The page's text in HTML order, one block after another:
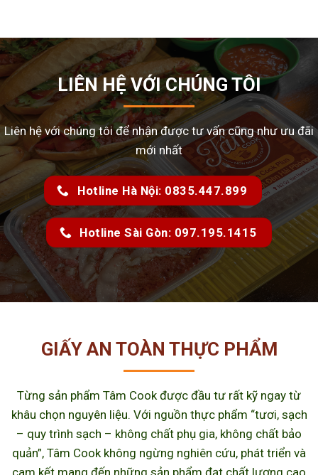
LIÊN HỆ VỚI CHÚNG TÔI
Liên hệ với chúng tôi để nhận được tư vấn cũng như ưu đãi
mới nhất
Hotline Hà Nội: 0835.447.899
Hotline Sài Gòn: 097.195.1415
GIẤY AN TOÀN THỰC PHẨM
Từng sản phẩm Tâm Cook được đầu tư rất kỹ ngay từ
khâu chọn nguyên liệu. Với nguồn thực phẩm “tươi, sạch
– quy trình sạch – không chất phụ gia, không chất bảo
quản”, Tâm Cook không ngừng nghiên cứu, phát triển và